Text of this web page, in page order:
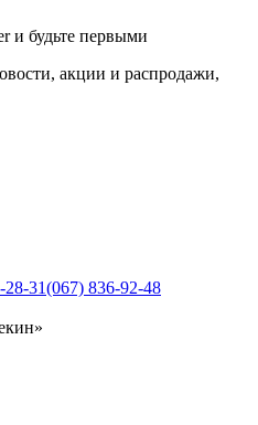
и будьте первыми
акции и распродажи,
31(067) 836-92-48